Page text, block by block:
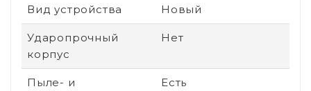
Вид устройства Новый
Ударопрочный
корпус
Нет
Пыле- и
Есть